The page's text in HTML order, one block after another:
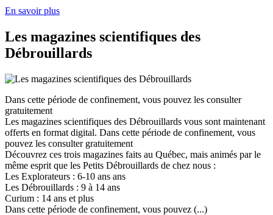
En savoir plus
Les magazines scientifiques des
Débrouillards
Dans cette période de confinement, vous pouvez les consulter
gratuitement
Les magazines scientifiques des Débrouillards vous sont maintenant
offerts en format digital. Dans cette période de confinement, vous
pouvez les consulter gratuitement
Découvrez ces trois magazines faits au Québec, mais animés par le
même esprit que les Petits Débrouillards de chez nous :
Les Explorateurs : 6-10 ans ans
Les Débrouillards : 9 à 14 ans
Curium : 14 ans et plus
Dans cette période de confinement, vous pouvez (...)